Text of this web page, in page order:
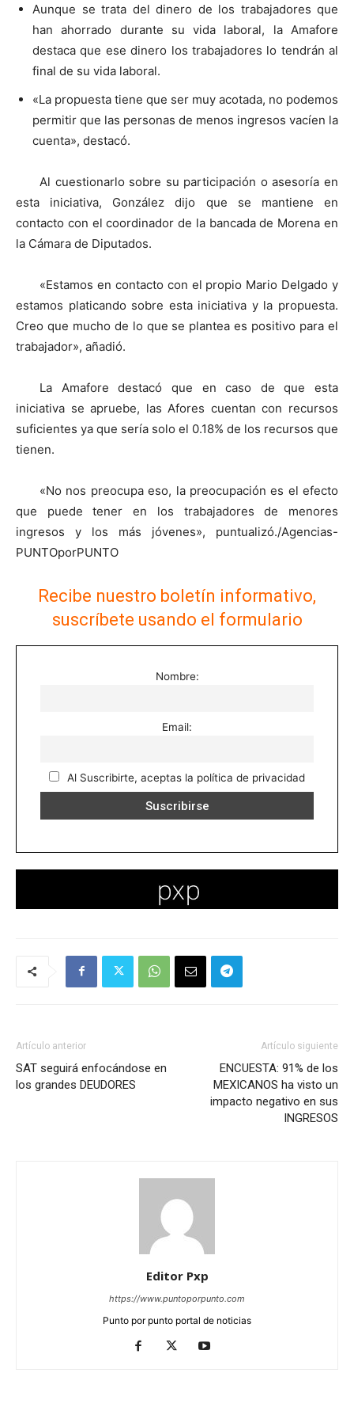
Aunque se trata del dinero de los trabajadores que
han ahorrado durante su vida laboral, la Amafore
destaca que ese dinero los trabajadores lo tendrán al
final de su vida laboral.
«La propuesta tiene que ser muy acotada, no podemos
permitir que las personas de menos ingresos vacíen la
cuenta», destacó.
Al cuestionarlo sobre su participación o asesoría en
esta iniciativa, González dijo que se mantiene en
contacto con el coordinador de la bancada de Morena en
la Cámara de Diputados.
«Estamos en contacto con el propio Mario Delgado y
estamos platicando sobre esta iniciativa y la propuesta.
Creo que mucho de lo que se plantea es positivo para el
trabajador», añadió.
La Amafore destacó que en caso de que esta
iniciativa se apruebe, las Afores cuentan con recursos
suficientes ya que sería solo el 0.18% de los recursos que
tienen.
«No nos preocupa eso, la preocupación es el efecto
que puede tener en los trabajadores de menores
ingresos y los más jóvenes», puntualizó./Agencias-
PUNTOporPUNTO
Recibe nuestro boletín informativo,
suscríbete usando el formulario
Nombre:
Email:
Al Suscribirte, aceptas la política de privacidad
Artículo anterior
SAT seguirá enfocándose en
los grandes DEUDORES
Artículo siguiente
ENCUESTA: 91% de los
MEXICANOS ha visto un
impacto negativo en sus
INGRESOS
Editor Pxp
https://www.puntoporpunto.com
Punto por punto portal de noticias